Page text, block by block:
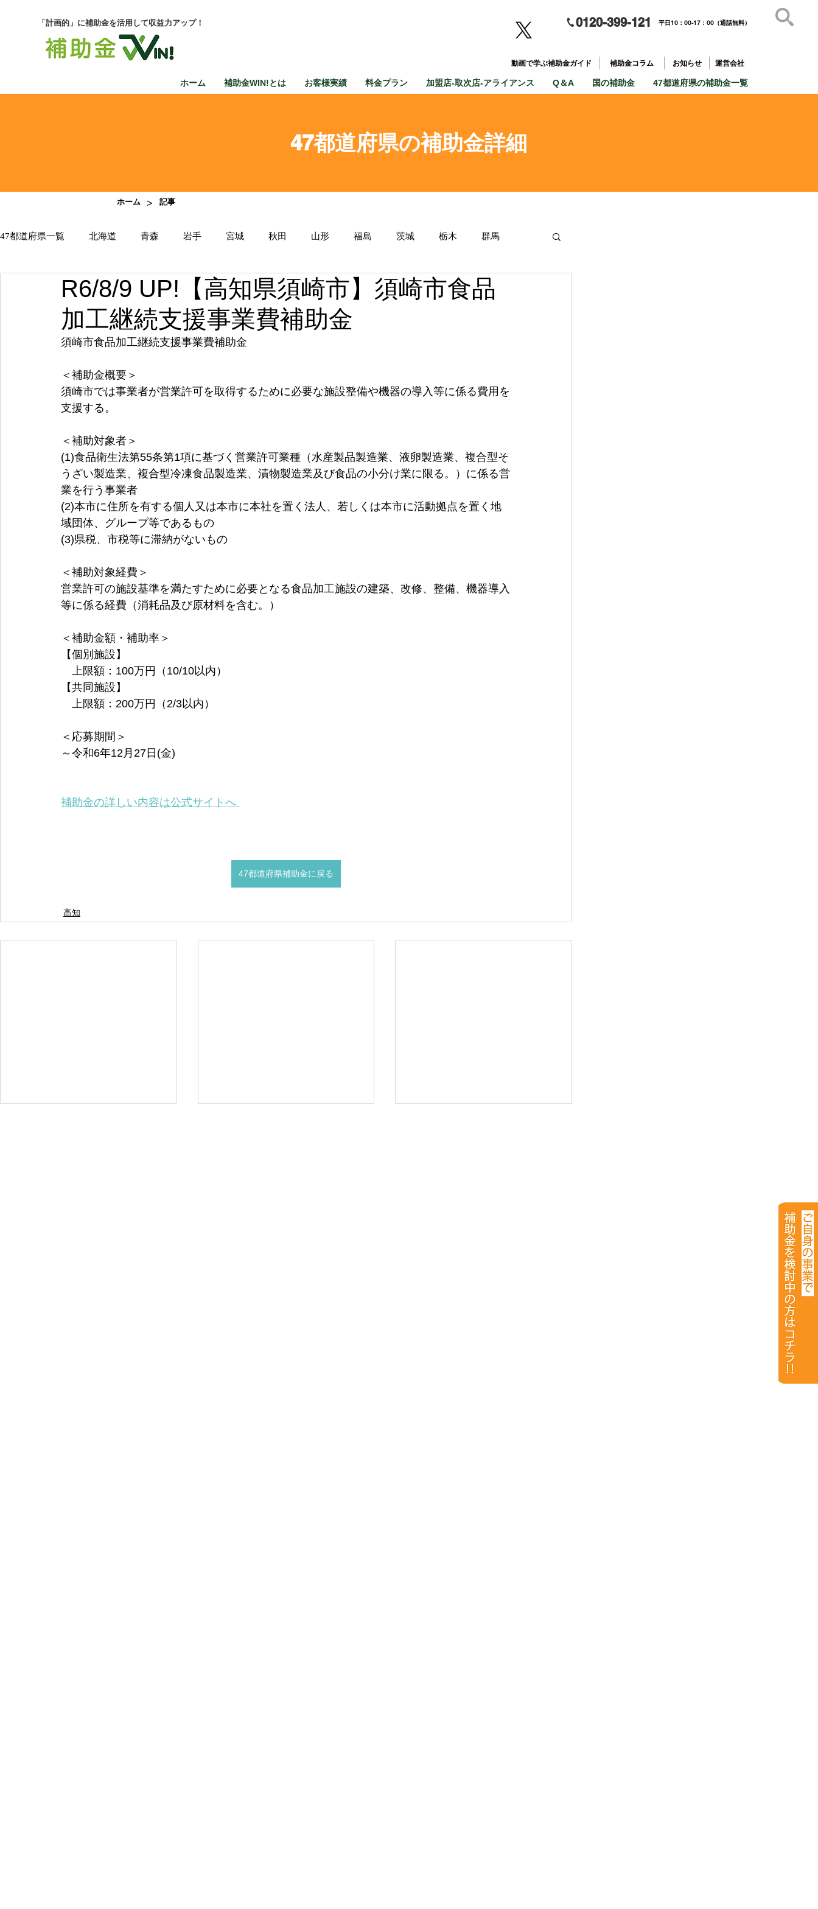
「計画的」に補助金を活用して収益力アップ！ 0120-399-121 平日10：00-17：00（通話無料）
動画で学ぶ補助金ガイド 補助金コラム お知らせ 運営会社
ホーム 補助金WIN!とは お客様実績 料金プラン 加盟店-取次店-アライアンス Q＆A 国の補助金 47都道府県の補助金一覧
47都道府県の補助金詳細
ホーム > 記事
47都道府県一覧 北海道 青森 岩手 宮城 秋田 山形 福島 茨城 栃木 群馬
千葉 東京 神奈川 新潟 富山 石川 福井 山梨 長野 岐阜
三重 滋賀 京都 大阪 兵庫 奈良 和歌山
R6/8/9 UP!【高知県須崎市】須崎市食品
加工継続支援事業費補助金
須崎市食品加工継続支援事業費補助金
＜補助金概要＞
須崎市では事業者が営業許可を取得するために必要な施設整備や機器の導入等に係る費用を
支援する。
＜補助対象者＞
(1)食品衛生法第55条第1項に基づく営業許可業種（水産製品製造業、液卵製造業、複合型そ
うざい製造業、複合型冷凍食品製造業、漬物製造業及び食品の小分け業に限る。）に係る営
業を行う事業者
(2)本市に住所を有する個人又は本市に本社を置く法人、若しくは本市に活動拠点を置く地
域団体、グループ等であるもの
(3)県税、市税等に滞納がないもの
＜補助対象経費＞
営業許可の施設基準を満たすために必要となる食品加工施設の建築、改修、整備、機器導入
等に係る経費（消耗品及び原材料を含む。）
＜補助金額・補助率＞
【個別施設】
上限額：100万円（10/10以内）
【共同施設】
上限額：200万円（2/3以内）
＜応募期間＞
～令和6年12月27日(金)
補助金の詳しい内容は公式サイトへ
47都道府県補助金に戻る
高知